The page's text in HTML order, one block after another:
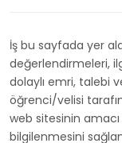
İş bu sayfada yer
değerlendirmeleri,
dolaylı emri, talebi
öğrenci/velisi
web sitesinin
bilgilenmesini